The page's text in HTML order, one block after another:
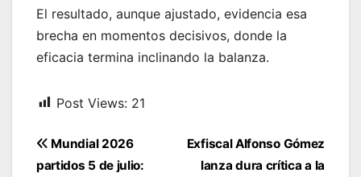
El resultado, aunque ajustado, evidencia esa
brecha en momentos decisivos, donde la
eficacia termina inclinando la balanza.
Post Views: 21
Navegación
de
Exfiscal Alfonso Gómez
lanza dura crítica a la
Mundial 2026
partidos 5 de julio: